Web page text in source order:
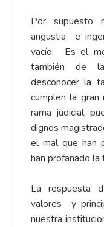
Por
angustia e
vacío. Es el
también de
desconocer la
cumplen la
rama judicial,
dignos
el mal que han
han profanado la
La respuesta
valores y
nuestra